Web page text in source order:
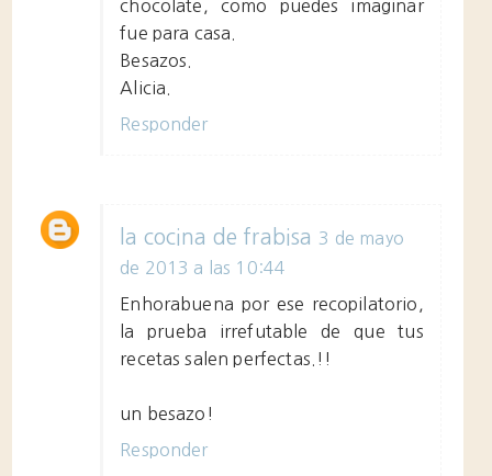
chocolate, como puedes imaginar
fue para casa.
Besazos.
Alicia.
Responder
la cocina de frabisa 3 de mayo
de 2013 a las 10:44
Enhorabuena por ese recopilatorio,
la prueba irrefutable de que tus
recetas salen perfectas.!!
un besazo!
Responder